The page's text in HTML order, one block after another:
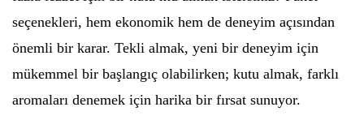
seçenekleri, hem ekonomik hem de deneyim açısından
önemli bir karar. Tekli almak, yeni bir deneyim için
mükemmel bir başlangıç olabilirken; kutu almak, farklı
aromaları denemek için harika bir fırsat sunuyor.